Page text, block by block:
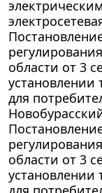
области от 3
установлении
для
области от 3
установлении